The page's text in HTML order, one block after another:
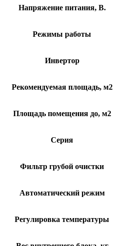
Напряжение питания, В.
Режимы работы
Инвертор
Рекомендуемая площадь, м2
Площадь помещения до, м2
Серия
Фильтр грубой очистки
Автоматический режим
Регулировка температуры